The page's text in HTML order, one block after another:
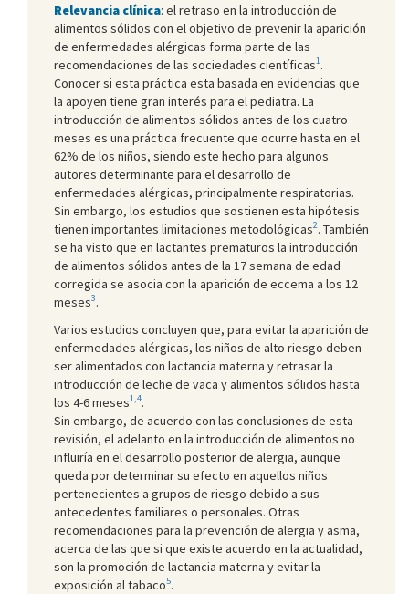
Relevancia clínica: el retraso en la introducción de
alimentos sólidos con el objetivo de prevenir la aparición
de enfermedades alérgicas forma parte de las
recomendaciones de las sociedades científicas1.
Conocer si esta práctica esta basada en evidencias que
la apoyen tiene gran interés para el pediatra. La
introducción de alimentos sólidos antes de los cuatro
meses es una práctica frecuente que ocurre hasta en el
62% de los niños, siendo este hecho para algunos
autores determinante para el desarrollo de
enfermedades alérgicas, principalmente respiratorias.
Sin embargo, los estudios que sostienen esta hipótesis
tienen importantes limitaciones metodológicas2. También
se ha visto que en lactantes prematuros la introducción
de alimentos sólidos antes de la 17 semana de edad
corregida se asocia con la aparición de eccema a los 12
meses3.
Varios estudios concluyen que, para evitar la aparición de
enfermedades alérgicas, los niños de alto riesgo deben
ser alimentados con lactancia materna y retrasar la
introducción de leche de vaca y alimentos sólidos hasta
los 4-6 meses1,4.
Sin embargo, de acuerdo con las conclusiones de esta
revisión, el adelanto en la introducción de alimentos no
influiría en el desarrollo posterior de alergia, aunque
queda por determinar su efecto en aquellos niños
pertenecientes a grupos de riesgo debido a sus
antecedentes familiares o personales. Otras
recomendaciones para la prevención de alergia y asma,
acerca de las que si que existe acuerdo en la actualidad,
son la promoción de lactancia materna y evitar la
exposición al tabaco5.